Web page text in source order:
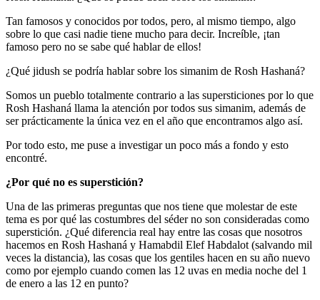
Tan famosos y conocidos por todos, pero, al mismo tiempo, algo
sobre lo que casi nadie tiene mucho para decir. Increíble, ¡tan
famoso pero no se sabe qué hablar de ellos!
¿Qué jidush se podría hablar sobre los simanim de Rosh Hashaná?
Somos un pueblo totalmente contrario a las supersticiones por lo que
Rosh Hashaná llama la atención por todos sus simanim, además de
ser prácticamente la única vez en el año que encontramos algo así.
Por todo esto, me puse a investigar un poco más a fondo y esto
encontré.
¿Por qué no es superstición?
Una de las primeras preguntas que nos tiene que molestar de este
tema es por qué las costumbres del séder no son consideradas como
superstición. ¿Qué diferencia real hay entre las cosas que nosotros
hacemos en Rosh Hashaná y Hamabdil Elef Habdalot (salvando mil
veces la distancia), las cosas que los gentiles hacen en su año nuevo
como por ejemplo cuando comen las 12 uvas en media noche del 1
de enero a las 12 en punto?